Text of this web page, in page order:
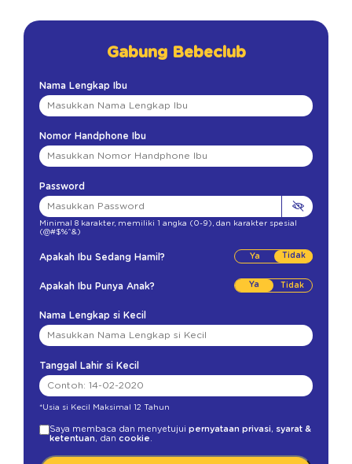
Gabung Bebeclub
Nama Lengkap Ibu
Nomor Handphone Ibu
Password
Minimal 8 karakter, memiliki 1 angka (0-9) dan karakter spesial
(@#$%^&)
Apakah Ibu Sedang Hamil? Tidak
Apakah Ibu Punya Anak? Ya
Nama Lengkap si Kecil
Tanggal Lahir si Kecil
*Usia si Kecil Maksimal 12 Tahun
Saya membaca dan menyetujui pernyataan privasi, syarat &
ketentuan, dan cookie